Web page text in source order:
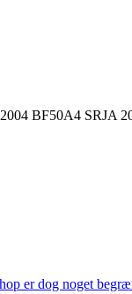
BF50A4 SRJA
er dog noget